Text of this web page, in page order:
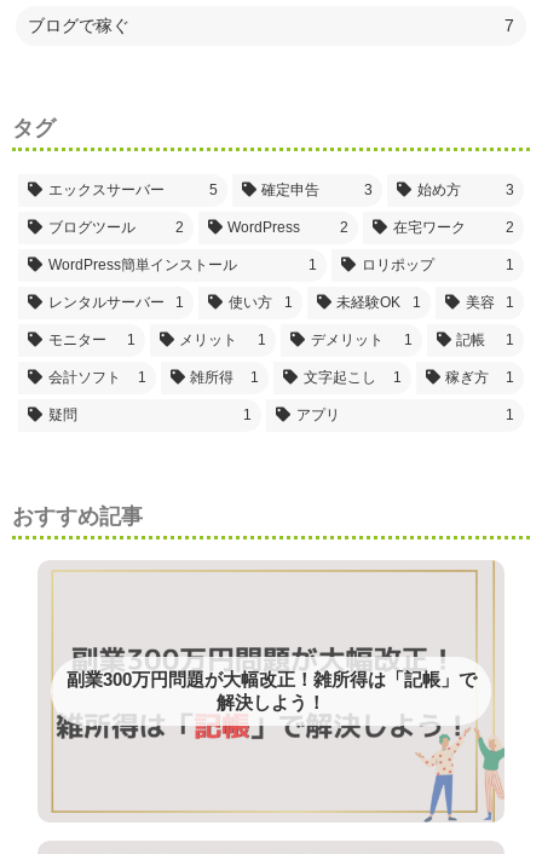
ブログで稼ぐ 7
タグ
エックスサーバー 5 確定申告 3 始め方 3
ブログツール 2 WordPress 2 在宅ワーク 2
WordPress簡単インストール 1 ロリポップ 1
レンタルサーバー 1 使い方 1 未経験OK 1 美容 1
モニター 1 メリット 1 デメリット 1 記帳 1
会計ソフト 1 雑所得 1 文字起こし 1 稼ぎ方 1
疑問 1 アプリ 1
おすすめ記事
副業300万円問題が大幅改正！雑所得は「記帳」で
解決しよう！